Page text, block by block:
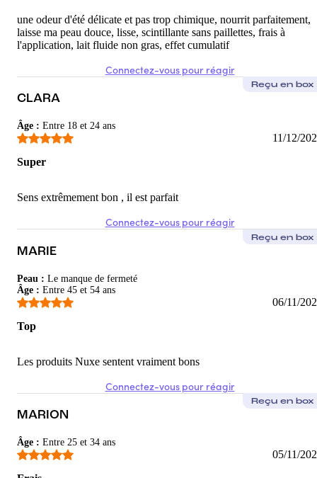
une odeur d'été délicate et pas trop chimique, nourrit parfaitement,
laisse ma peau douce, lisse, scintillante sans paillettes, frais à
l'application, lait fluide non gras, effet cumulatif
Connectez-vous pour réagir
CLARA
Âge : Entre 18 et 24 ans
Reçu en box
11/12/
Super
Sens extrêmement bon , il est parfait
Connectez-vous pour réagir
MARIE
Peau : Le manque de fermeté
Âge : Entre 45 et 54 ans
Reçu en box
06/11/
Top
Les produits Nuxe sentent vraiment bons
Connectez-vous pour réagir
MARION
Âge : Entre 25 et 34 ans
Reçu en box
05/11/